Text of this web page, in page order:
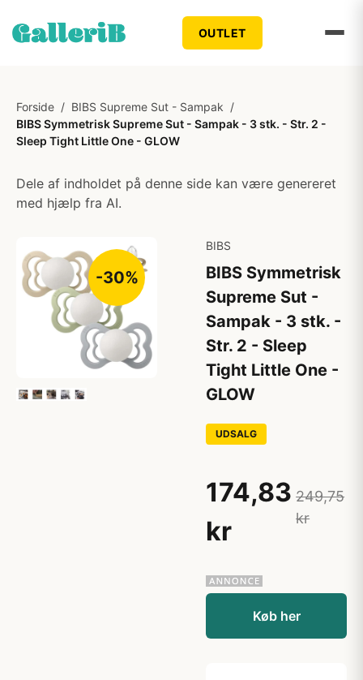
OUTLET
Forside / BIBS Supreme Sut - Sampak /
BIBS Symmetrisk Supreme Sut - Sampak - 3 stk. - Str. 2 -
Sleep Tight Little One - GLOW
Dele af indholdet på denne side kan være genereret
med hjælp fra AI.
-30%
BIBS
BIBS Symmetrisk
Supreme Sut -
Sampak - 3 stk. -
Str. 2 - Sleep
Tight Little One -
GLOW
UDSALG
174,83
kr
249,75
kr
Køb her